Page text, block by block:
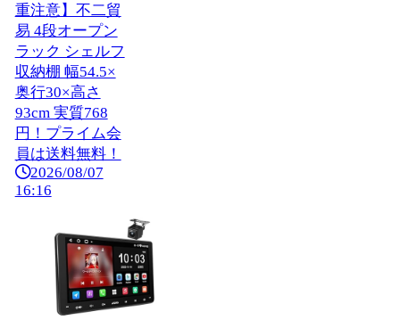
重注意】不二貿
易 4段オープン
ラック シェルフ
収納棚 幅54.5×
奥行30×高さ
93cm 実質768
円！プライム会
員は送料無料！
2026/08/07
16:16